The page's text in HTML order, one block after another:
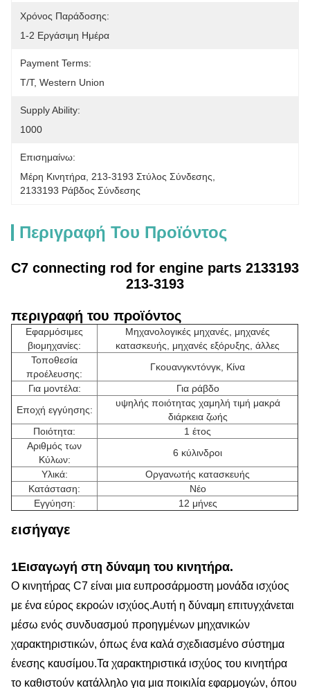
Χρόνος Παράδοσης:
1-2 Εργάσιμη Ημέρα
Payment Terms:
T/T, Western Union
Supply Ability:
1000
Επισημαίνω:
Μέρη Κινητήρα 213-3193 Στύλος Σύνδεσης
2133193 Ράβδος Σύνδεσης
Περιγραφή Του Προϊόντος
C7 connecting rod for engine parts 2133193
213-3193
περιγραφή του προϊόντος
Εφαρμόσιμες
βιομηχανίες:
Μηχανολογικές μηχανές, μηχανές
κατασκευής, μηχανές εξόρυξης, άλλες
Τοποθεσία
προέλευσης:
Γκουανγκντόνγκ, Κίνα
Για μοντέλα:
Για ράβδο
Εποχή εγγύησης:
υψηλής ποιότητας χαμηλή τιμή μακρά
διάρκεια ζωής
Ποιότητα:
1 έτος
Αριθμός των
Κύλων:
6 κύλινδροι
Υλικά:
Οργανωτής κατασκευής
Κατάσταση:
Νέο
Εγγύηση:
12 μήνες
εισήγαγε
1Εισαγωγή στη δύναμη του κινητήρα.
Ο κινητήρας C7 είναι μια ευπροσάρμοστη μονάδα ισχύος
με ένα εύρος εκροών ισχύος.Αυτή η δύναμη επιτυγχάνεται
μέσω ενός συνδυασμού προηγμένων μηχανικών
χαρακτηριστικών, όπως ένα καλά σχεδιασμένο σύστημα
ένεσης καυσίμου.Τα χαρακτηριστικά ισχύος του κινητήρα
το καθιστούν κατάλληλο για μια ποικιλία εφαρμογών, όπου